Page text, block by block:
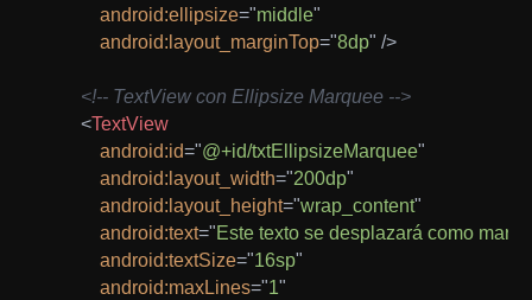
android:ellipsize="middle"
android: layout_marginTop="8dp" />
<!-- TextView con Ellipsize Marquee -->
<TextView
android:id="@+id/txtEllipsizeMarquee"
android: layout_width="200dp"
android: layout_height="wrap_content"
android:text="Este texto se desplazará como
android:textSize="16sp"
android:maxLines="1"